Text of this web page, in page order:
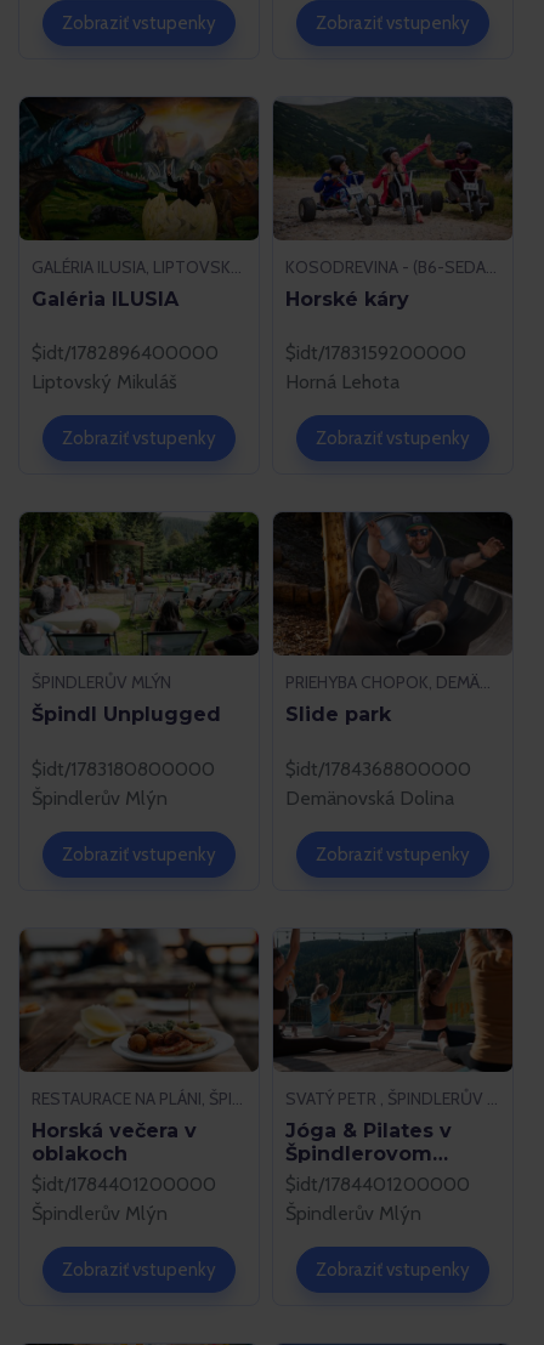
Zobraziť vstupenky Zobraziť vstupenky
GALÉRIA ILUSIA, LIPTOVSKÝ MIKULÁŠ
Galéria ILUSIA
$idt/1782896400000
Liptovský Mikuláš
Zobraziť vstupenky
KOSODREVINA - (B6-SEDAČKA), HORNÁ LEHOTA
Horské káry
$idt/1783159200000
Horná Lehota
Zobraziť vstupenky
ŠPINDLERŮV MLÝN
Špindl Unplugged
$idt/1783180800000
Špindlerův Mlýn
Zobraziť vstupenky
PRIEHYBA CHOPOK, DEMÄNOVSKÁ DOLINA
Slide park
$idt/1784368800000
Demänovská Dolina
Zobraziť vstupenky
Horská večera v
oblakoch
$idt/1784401200000
Špindlerův Mlýn
Zobraziť vstupenky
Jóga & Pilates v
Špindlerovom
Mlyne
$idt/1784401200000
Špindlerův Mlýn
Zobraziť vstupenky